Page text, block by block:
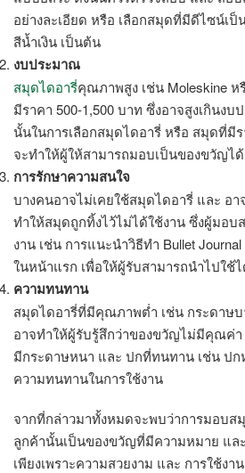
อย่างละเอียด หรือ เลือกสมุดที่มีดีไซน์เป็
สีน้ำเงิน เป็นต้น
งบประมาณ
สมุดไดอารี่คุณภาพสูง เช่น Moleskine ห
มีราคา 500-1,500 บาท ซึ่งอาจสูงเกินง
นั้นในการเลือกสมุดไดอารี่หรือ สมุดที่มีร
จะทำให้ผู้ให้สามารถมอบเป็นของขวัญไ
การรักษาความสนใจ
บางคนอาจไม่เคยใช้สมุดไดอารี่ และ อา
ทำให้สมุดถูกทิ้งไว้ไม่ได้ใช้งาน ซึ่งผู้มอบ
งาน เช่น การแนะนำวิธีทำ Bullet
ในหน้าแรก เพื่อให้ผู้รับสามารถนำไปใช้
ความทนทาน
สมุดไดอารี่ที่มีคุณภาพต่ำ เช่น กระดาษบ
อาจทำให้ผู้รับรู้สึกว่าของขวัญไม่มีคุณค่า
มีกระดาษหนา และ ปกที่ทนทาน เช่น ปก
ความทนทานในการใช้งาน
จากที่กล่าวมาทั้งหมดจะพบว่าการมอบส
ลูกค้านั้นเป็นของขวัญที่มีความหมาย แล
เพียงเพราะความสวยงาม และ การใช้